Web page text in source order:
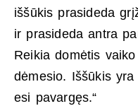
iššūkis prasideda
ir prasideda antra
Reikia domėtis
dėmesio. Iššūkis
esi pavargęs.“